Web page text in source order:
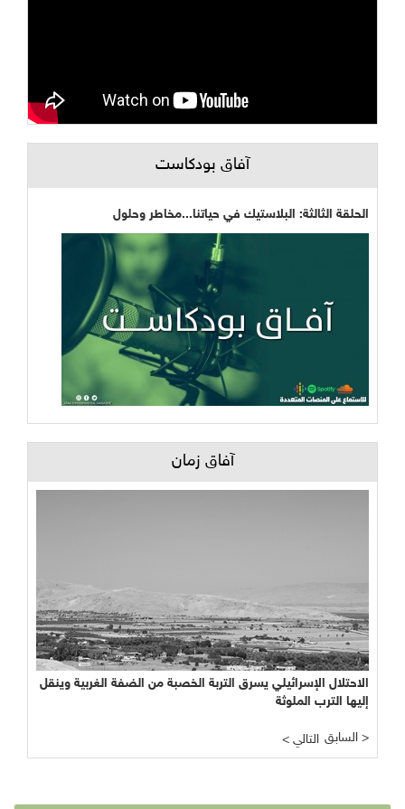
آفاق بودكاست
الحلقة الثالثة: البلاستيك في حياتنا...مخاطر وحلول
آفاق زمان
الاحتلال الإسرائيلي يسرق التربة الخصبة من الضفة الغربية وينقل
إليها الترب الملوثة
< التالي السابق >